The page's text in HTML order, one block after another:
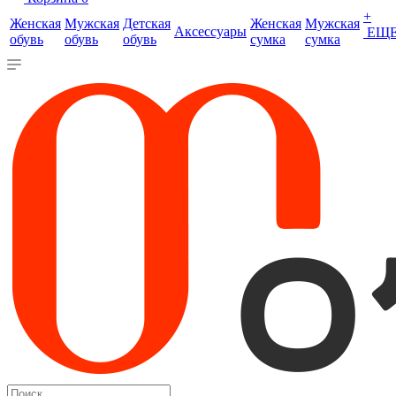
Женская
обувь
Мужская
обувь
Детская
обувь
Аксессуары
Женская
сумка
Мужская
сумка
+